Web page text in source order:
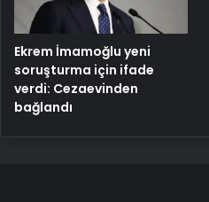
Ekrem İmamoğlu yeni
soruşturma için ifade
verdi: Cezaevinden
bağlandı